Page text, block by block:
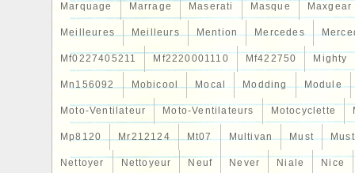
Marquage Marrage Maserati Masque Maxgear
Meilleures Meilleurs Mention Mercedes
Mf0227405211 Mf2220001110 Mf422750 Mighty
Mn156092 Mobicool Mocal Modding Module
Moto-Ventilateur Moto-Ventilateurs Motocyclette
Mp8120 Mr212124 Mt07 Multivan Must
Nettoyer Nettoyeur Neuf Never Niale Nice